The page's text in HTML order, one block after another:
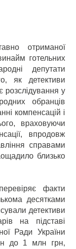
отриманої
готельних
депутати
як детективи
розслідування у
обранців
компенсацій і
враховуючи
впродовж
справами
близько
факти
десятками
детективи
на підставі
Ради України
до 1 млн грн,